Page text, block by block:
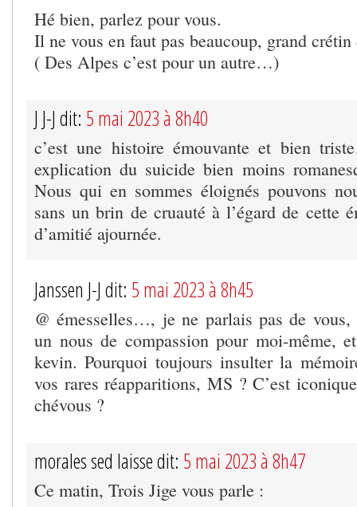
Hé bien, parlez pour vous.
Il ne vous en faut pas beaucoup, grand
( Des Alpes c’est pour un autre…)
J J-J dit: 5 mai 2023 à 8h40
c’est une histoire émouvante et bien
explication du suicide bien moins
Nous qui en sommes éloignés pouvons
sans un brin de cruauté à l’égard de cette
d’amitié ajournée.
Janssen J-J dit: 5 mai 2023 à 8h45
@ émesselles…, je ne parlais pas de vous,
un nous de compassion pour moi-même,
kevin. Pourquoi toujours insulter la
vos rares réapparitions, MS ? C’est
chévous ?
morales sed laisse dit: 5 mai 2023 à 8h47
Ce matin, Trois Jige vous parle :